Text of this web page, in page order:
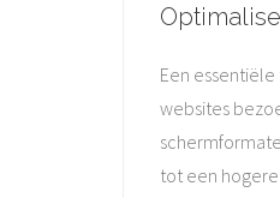
Een
websites
tot een